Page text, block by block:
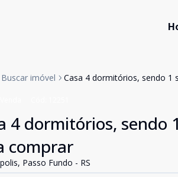
Buscar imóvel Casa 4 dormitórios, sendo 1
4 dormitórios, sendo
comprar
Passo Fundo - RS